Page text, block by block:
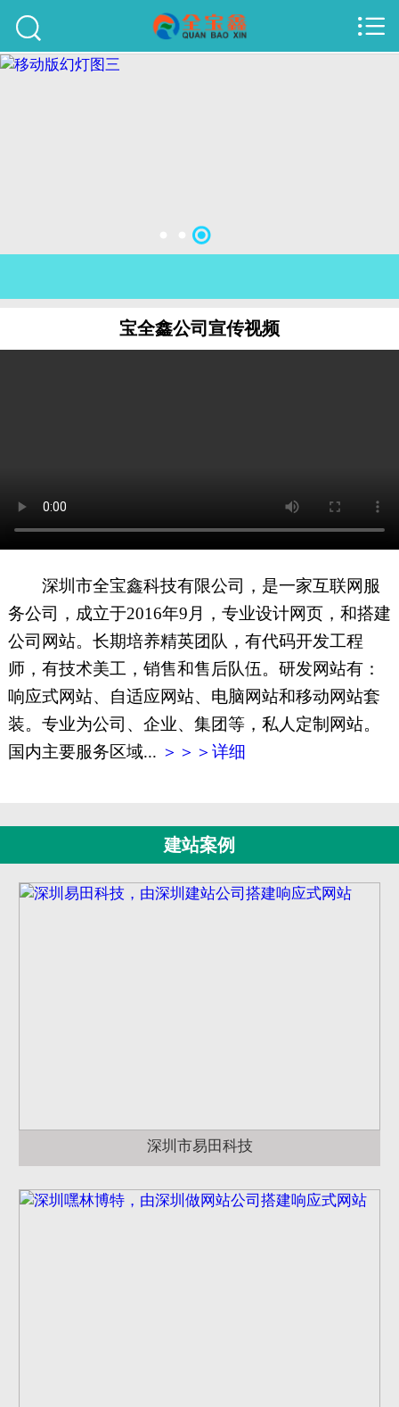
关于我们
联系我们
51La
XML地图


宝全鑫公司宣传视频
深圳市全宝鑫科技有限公司，是一家互联网服
务公司，成立于2016年9月，专业设计网页，和搭建
公司网站。长期培养精英团队，有代码开发工程
师，有技术美工，销售和售后队伍。研发网站有：
响应式网站、自适应网站、电脑网站和移动网站套
装。专业为公司、企业、集团等，私人定制网站。
国内主要服务区域... ＞＞＞详细
建站案例
深圳市易田科技